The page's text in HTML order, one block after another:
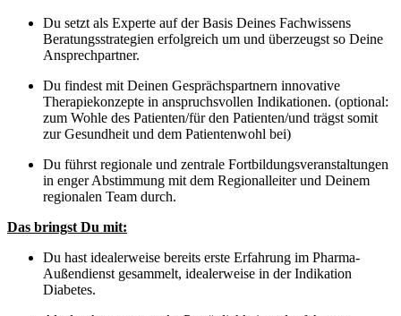
Du setzt als Experte auf der Basis Deines Fachwissens
Beratungsstrategien erfolgreich um und überzeugst so Deine
Ansprechpartner.
Du findest mit Deinen Gesprächspartnern innovative
Therapiekonzepte in anspruchsvollen Indikationen. (optional:
zum Wohle des Patienten/für den Patienten/und trägst somit
zur Gesundheit und dem Patientenwohl bei)
Du führst regionale und zentrale Fortbildungsveranstaltungen
in enger Abstimmung mit dem Regionalleiter und Deinem
regionalen Team durch.
Das bringst Du mit:
Du hast idealerweise bereits erste Erfahrung im Pharma-
Außendienst gesammelt, idealerweise in der Indikation
Diabetes.